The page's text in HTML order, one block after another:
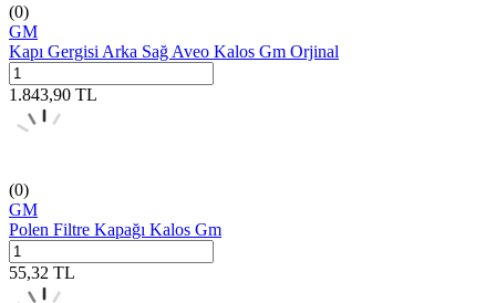
(0)
GM
Kapı Gergisi Arka Sağ Aveo Kalos Gm Orjinal
1.843,90 TL
(0)
GM
Polen Filtre Kapağı Kalos Gm
55,32 TL